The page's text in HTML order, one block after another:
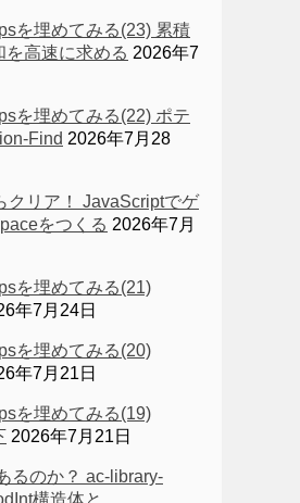
を埋めてみる(23) 累積
高速に求める 2026年7
を埋めてみる(22) ポテ
Find 2026年7月28
クリア！ JavaScriptでゲ
をつくる 2026年7月
を埋めてみる(21)
年7月24日
を埋めてみる(20)
年7月21日
を埋めてみる(19)
2026年7月21日
るのか？ ac-library-
構造体と